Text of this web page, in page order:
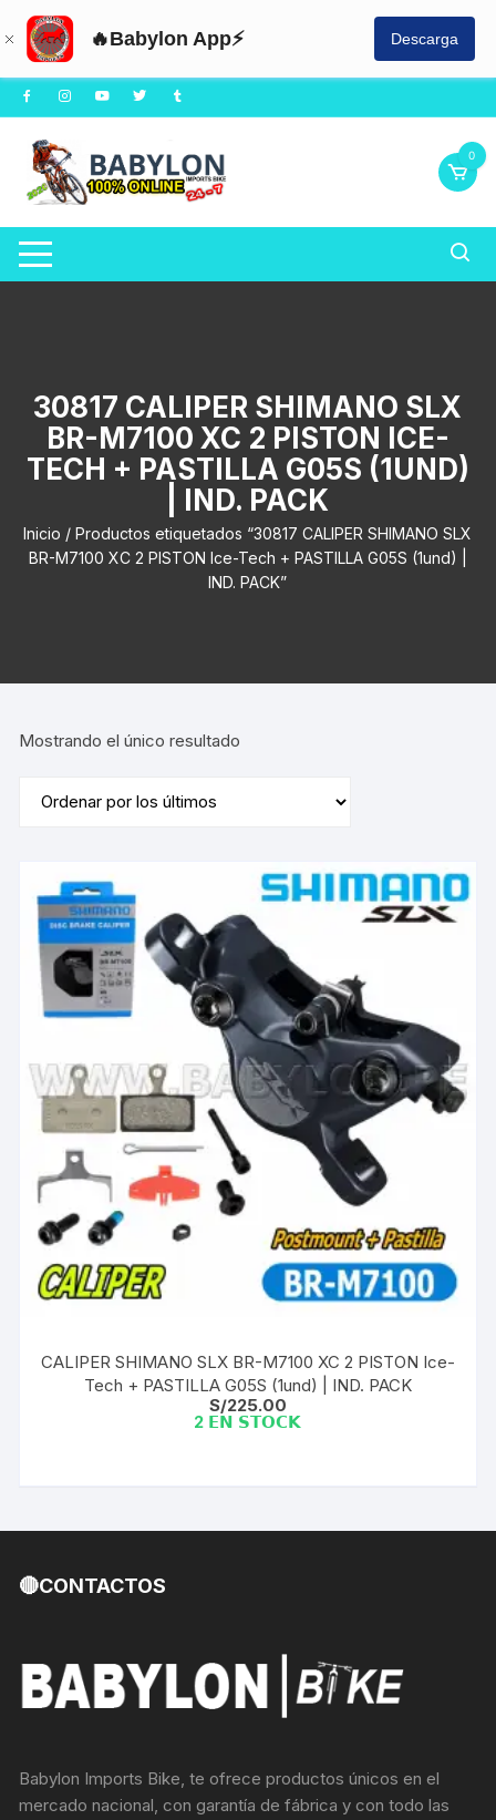
🔥Babylon App⚡ Descarga
Saltar
al
contenido
0
30817 CALIPER SHIMANO SLX
BR-M7100 XC 2 PISTON ICE-
TECH + PASTILLA G05S (1UND)
| IND. PACK
Inicio / Productos etiquetados “30817 CALIPER SHIMANO SLX
BR-M7100 XC 2 PISTON Ice-Tech + PASTILLA G05S (1und) |
IND. PACK”
Mostrando el único resultado
CALIPER SHIMANO SLX BR-M7100 XC 2 PISTON Ice-
Tech + PASTILLA G05S (1und) | IND. PACK
S/225.00
2 𝗘𝗡 𝗦𝗧𝗢𝗖𝗞
🔴CONTACTOS
Babylon Imports Bike, te ofrece productos únicos en el
mercado nacional, con garantía de fábrica y con todo las